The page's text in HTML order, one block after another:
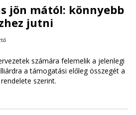
jön mától: könnyebb
jutni
számára felemelik a jelenlegi
a támogatási előleg összegét a
szerint.